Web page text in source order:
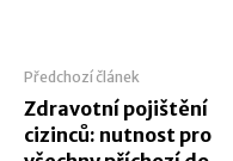
Předchozí článek
Zdravotní pojištění
cizinců: nutnost pro